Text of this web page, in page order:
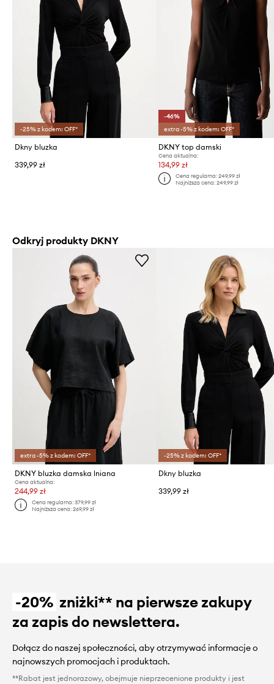
-25% z kodem: OFF*
Dkny bluzka
339,99 zł
-46%
extra -5% z kodem: OFF*
DKNY top damski
Cena aktualna:
134,99 zł
Cena regularna: 249,99 zł
Najniższa cena: 249,99 zł
Odkryj produkty DKNY
extra -5% z kodem: OFF*
DKNY bluzka damska lniana
Cena aktualna:
244,99 zł
Cena regularna:379,99 zł
Najniższa cena:269,99 zł
-25% z kodem: OFF*
Dkny bluzka
339,99 zł
-20% zniżki** na pierwsze zakupy
za zapis do newslettera.
Dołącz do naszej społeczności, aby otrzymywać informacje o
najnowszych promocjach i produktach.
**Rabat jest jednorazowy, obejmuje nieprzecenione produkty i jest